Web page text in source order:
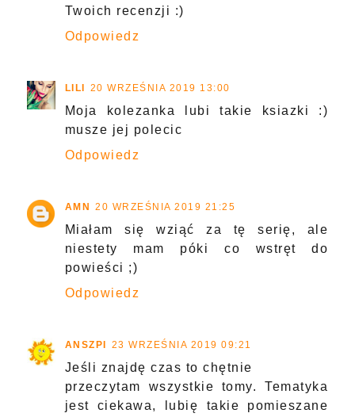
Twoich recenzji :)
Odpowiedz
LILI 20 WRZEŚNIA 2019 13:00
Moja kolezanka lubi takie ksiazki :)
musze jej polecic
Odpowiedz
AMN 20 WRZEŚNIA 2019 21:25
Miałam się wziąć za tę serię, ale
niestety mam póki co wstręt do
powieści ;)
Odpowiedz
ANSZPI 23 WRZEŚNIA 2019 09:21
Jeśli znajdę czas to chętnie
przeczytam wszystkie tomy. Tematyka
jest ciekawa, lubię takie pomieszane